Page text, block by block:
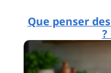
Que penser